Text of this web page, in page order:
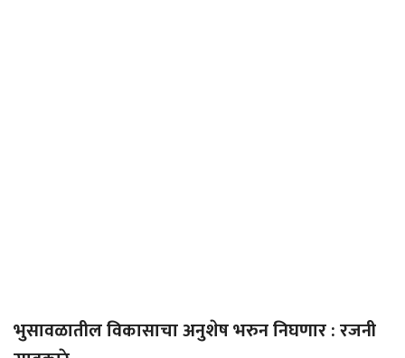
भुसावळातील विकासाचा अनुशेष भरुन निघणार : रजनी